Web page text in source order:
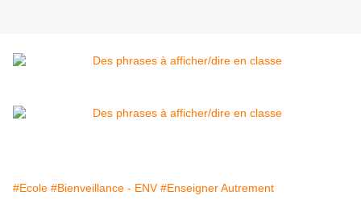
#Ecole #Bienveillance - ENV #Enseigner Autrement